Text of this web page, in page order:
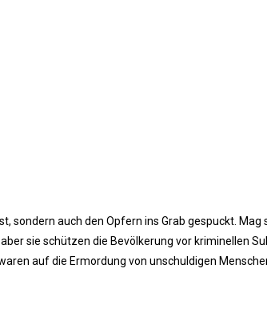
sondern auch den Opfern ins Grab gespuckt. Mag
sie schützen die Bevölkerung vor kriminellen
auf die Ermordung von unschuldigen